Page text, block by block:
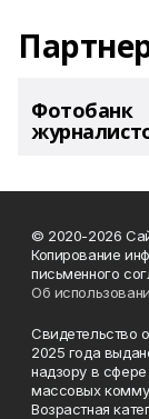
Фотобанк
© 2020-2026
Копирование
письменного
Об
Свидетельство
2025 года
надзору в
массовых
Возрастная